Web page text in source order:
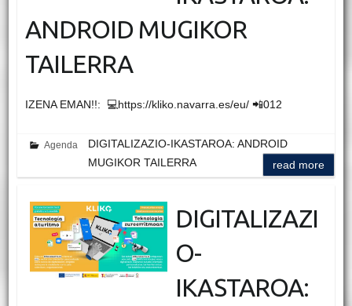
ANDROID MUGIKOR
TAILERRA
IZENA EMAN!!: 💻https://kliko.navarra.es/eu/ 📲012
Agenda
DIGITALIZAZIO-IKASTAROA: ANDROID
MUGIKOR TAILERRA
read more
DIGITALIZAZI
O-
IKASTAROA: